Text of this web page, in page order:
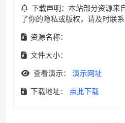
下载声明：本站部分资源来
了你的隐私或版权，请及时联系
资源名称：
文件大小：
查看演示：
演示网址
下载地址：
点此下载